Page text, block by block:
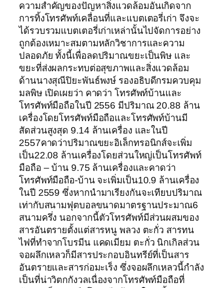
ความสำคัญของปัญหาสิ่งแวดล้อมอันเกิดจาก
การทิ้งโทรศัพท์เคลื่อนที่และแบตเตอรี่เก่า จึงจะ
ได้รวบรวมแบตเตอรี่เก่าเหล่านั้นไปจัดการอย่าง
ถูกต้องเหมาะสมตามหลักวิชาการและความ
ปลอดภัย ทั้งนี้เพื่อลดปริมาณขยะเป็นพิษ และ
ขยะที่ส่งผลกระทบต่อสุขภาพและสิ่งแวดล้อม
ด้านนางสุณีปิยะพันธ์พงษ์ รองอธิบดีกรมควบคุม
มลพิษ เปิดเผยว่า คาดว่า โทรศัพท์บ้านและ
โทรศัพท์มือถือในปี 2556 มีปริมาณ 20.88 ล้าน
เครื่องโดยโทรศัพท์มือถือและโทรศัพท์บ้านมี
สัดส่วนสูงสุด 9.14 ล้านเครื่อง และในปี
2557คาดว่าปริมาณขยะอิเล็กทรอนิกส์จะเพิ่ม
เป็น22.08 ล้านเครื่องโดยส่วนใหญ่เป็นโทรศัพท์
มือถือ – บ้าน 9.75 ล้านเครื่องและคาดว่า
โทรศัพท์มือถือ-บ้าน จะเพิ่มเป็น10.9 ล้านเครื่อง
ในปี 2559 ซึ่งหากนำมาเรียงกันจะเทียบปริมาณ
เท่ากับสนามฟุตบอลขนาดมาตรฐานประมาณ6
สนามครึ่ง นอกจากนี้ตัวโทรศัพท์มีส่วนผสมของ
สารอันตรายตั้งแต่สารหนู พลวง ตะกั่ว สารทน
ไฟที่ทำจากโบรมีน แคดเมียม ตะกั่ว นิกเกิลส่วน
จอผลึกเหลวก็มีสารประกอบอินทรีย์ที่เป็นสาร
อันตรายและสารก่อมะเร็ง ซึ่งจอผลึกเหลวนี้กำลัง
เป็นที่น่าวิตกกังวลเนื่องจากโทรศัพท์มือถือที่